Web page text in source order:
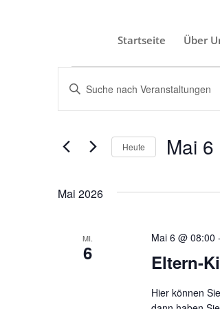
Startseite Über
Veranstaltungen
Veranstaltungen
Suche
Ansichten,
Bitte
nach
Schlüsselwort.
Heute Mai 6
Mai 2026
MI.
6 Eltern-
Mai 6 @ 08:00 -
Hier können